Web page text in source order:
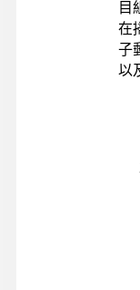
目
在
子
以